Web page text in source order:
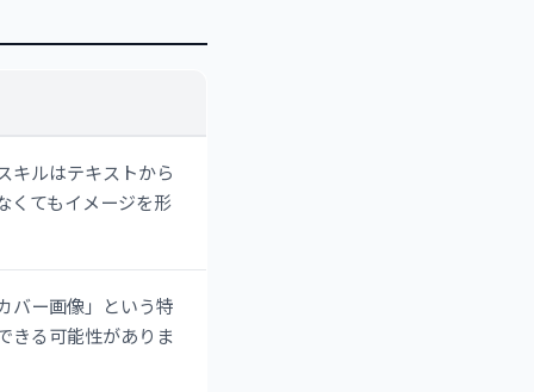
キルはテキストから
くてもイメージを形
バー画像」という特
きる可能性がありま